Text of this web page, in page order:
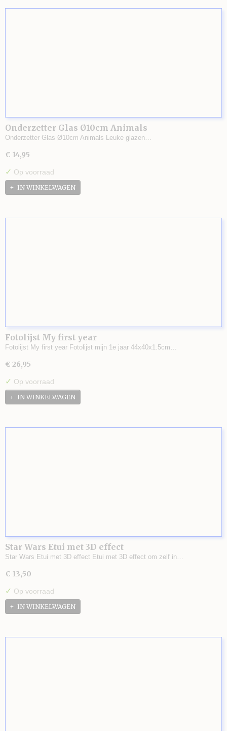
Onderzetter Glas Ø10cm Animals
Onderzetter Glas Ø10cm Animals Leuke glazen…
€ 14,95
✓ Op voorraad
IN WINKELWAGEN
Fotolijst My first year
Fotolijst My first year Fotolijst mijn 1e jaar 44x40x1.5cm…
€ 26,95
✓ Op voorraad
IN WINKELWAGEN
Star Wars Etui met 3D effect
Star Wars Etui met 3D effect Etui met 3D effect om zelf in…
€ 13,50
✓ Op voorraad
IN WINKELWAGEN